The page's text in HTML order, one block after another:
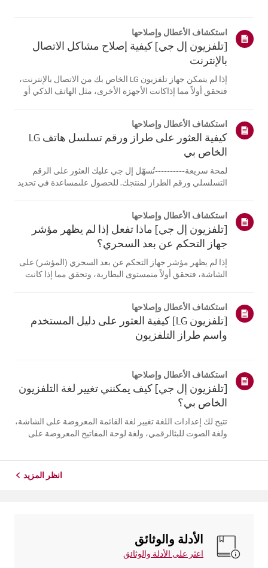
استكشاف الأعطال وإصلاحها
[تلفزيون إل جي] كيفية إصلاح مشاكل الاتصال
بالإنترنت
إذا لم يتمكن جهاز تلفزيون LG الخاص بك من الاتصال بالإنترنت،
فتحقق أولاً مما إذاكانت الأجهزة الأخرى، مثل الهاتف الذكي أو
تكمن في جها...
استكشاف الأعطال وإصلاحها
كيفية العثور على طراز ورقم تسلسل هاتف LG
الخاص بي
لمحة سريعة----------تُسهّل إل جي عليك العثور على الرقم
التسلسلي ورقم الطراز لمنتجك. للحصول علىمساعدة في تحديد
تختلف الصور أو ا...
استكشاف الأعطال وإصلاحها
[تلفزيون إل جي] ماذا تفعل إذا لم يظهر مؤشر
جهاز التحكم عن بعد السحري؟
إذا لم يظهر مؤشر جهاز التحكم عن بعد السحري (المؤشر) على
الشاشة، فتحقق أولاً منمستوى البطارية، وتحقق مما إذا كانت
التلفزيون. أعد تسج...
استكشاف الأعطال وإصلاحها
[تلفزيون LG] كيفية العثور على دليل المستخدم
واسم طراز التلفزيون
استكشاف الأعطال وإصلاحها
[تلفزيون إل جي] كيف يمكنني تغيير لغة التلفزيون
الخاص بي؟
تتيح لك إعدادات اللغة تغيير لغة القائمة المعروضة على الشاشة،
ولغة الصوت للبثالرقمي، ولغة لوحة المفاتيح المعروضة على
انظر المزيد
الأدلة والوثائق
اعثر على الأدلة والوثائق